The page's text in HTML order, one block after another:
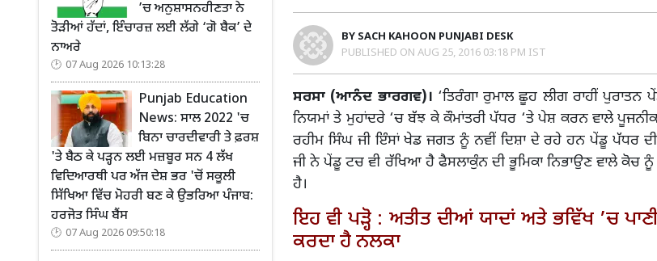
’ਚ ਅਨੁਸ਼ਾਸਨਹੀਣਤਾ ਨੇ
ਤੋੜੀਆਂ ਹੱਦਾਂ, ਇੰਚਾਰਜ਼ ਲਈ ਲੱਗੇ ‘ਗੋ ਬੈਕ’ ਦੇ
ਨਾਅਰੇ
07 Aug 2026 10:13:28
Punjab Education
News: ਸਾਲ 2022 'ਚ
ਬਿਨਾ ਚਾਰਦੀਵਾਰੀ ਤੇ ਫ਼ਰਸ਼
'ਤੇ ਬੈਠ ਕੇ ਪੜ੍ਹਨ ਲਈ ਮਜ਼ਬੂਰ ਸਨ 4 ਲੱਖ
ਵਿਦਿਆਰਥੀ ਪਰ ਅੱਜ ਦੇਸ਼ ਭਰ 'ਚੋਂ ਸਕੂਲੀ
ਸਿੱਖਿਆ ਵਿੱਚ ਮੋਹਰੀ ਬਣ ਕੇ ਉਭਰਿਆ ਪੰਜਾਬ:
ਹਰਜੋਤ ਸਿੰਘ ਬੈਂਸ
07 Aug 2026 09:50:18
BY SACH KAHOON PUNJABI DESK
PUBLISHED ON AUG 25, 2016 03:18 PM IST
ਸਰਸਾ (ਆਨੰਦ ਭਾਰਗਵ)। ‘ਤਿਰੰਗਾ ਰੁਮਾਲ ਛੂਹ ਲੀਗ ਰਾਹੀਂ
ਨਿਯਮਾਂ ਤੇ ਮੁਹਾਂਦਰੇ ‘ਚ ਬੱਝ ਕੇ ਕੌਮਾਂਤਰੀ ਪੱਧਰ ‘ਤੇ ਪੇਸ਼ ਕਰਨ ਵਾਲੇ
ਰਹੀਮ ਸਿੰਘ ਜੀ ਇੰਸਾਂ ਖੇਡ ਜਗਤ ਨੂੰ ਨਵੀਂ ਦਿਸ਼ਾ ਦੇ ਰਹੇ ਹਨ ਪੇਂਡੂ ਪੱਧਰ
ਜੀ ਨੇ ਪੇਂਡੂ ਟਚ ਵੀ ਰੱਖਿਆ ਹੈ ਫੈਸਲਾਕੁੰਨ ਦੀ ਭੂਮਿਕਾ ਨਿਭਾਉਣ ਵਾਲੇ ਕੋਚ ਨੂੰ
ਹੈ।
ਇਹ ਵੀ ਪੜ੍ਹੋ : ਅਤੀਤ ਦੀਆਂ ਯਾਦਾਂ ਅਤੇ ਭਵਿੱਖ ’ਚ
ਕਰਦਾ ਹੈ ਨਲਕਾ